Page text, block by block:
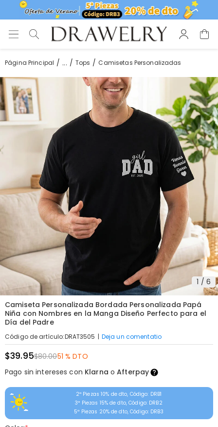
Página Principal ... Tops Camisetas Personalizadas
1 / 6
Camiseta Personalizada Bordada Personalizada Papá
Niña con Nombres en la Manga Diseño Perfecto para el
Día del Padre
Código de artículo:DRAT3505 | Deja un comentatio
$39.95$80.0051 % DTO
Pago sin intereses con Klarna oAfterpay
2ª Piezas 10% de dto, Código: DRB1
3ª Piezas 15% de dto, Código: DRB2
5ª Piezas 20% de dto, Código: DRB3